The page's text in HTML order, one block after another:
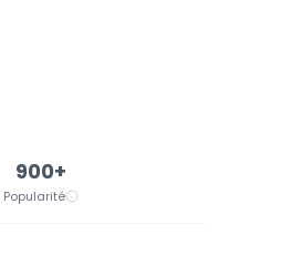
900+
Popularité